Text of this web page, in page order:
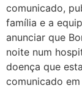
comunicado,
família e a
anunciar que
noite num
doença que
comunicado